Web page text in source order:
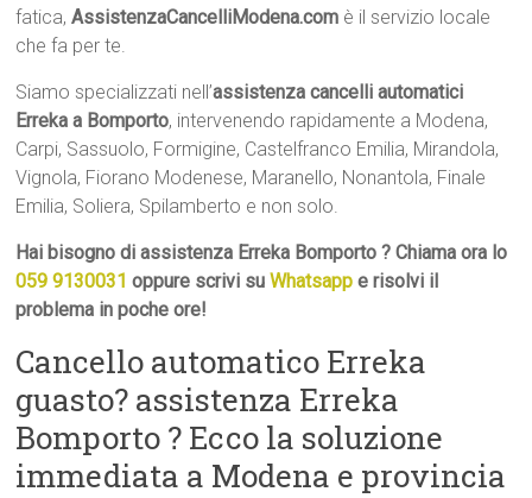
fatica,AssistenzaCancelliModena.com è il servizio locale
che fa per te.
Siamo specializzati nell’assistenza cancelli automatici
Erreka a Bomporto, intervenendo rapidamente a Modena,
Carpi, Sassuolo, Formigine, Castelfranco Emilia, Mirandola,
Vignola, Fiorano Modenese, Maranello, Nonantola, Finale
Emilia, Soliera, Spilamberto e non solo.
Hai bisogno di assistenza Erreka Bomporto ? Chiama ora lo
059 9130031 oppure scrivi suWhatsapp e risolvi il
problema in poche ore!
Cancello automatico Erreka
guasto? assistenza Erreka
Bomporto ? Ecco la soluzione
immediata a Modena e provincia